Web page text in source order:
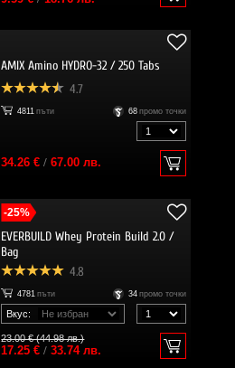
AMIX Amino HYDRO-32 / 250 Tabs
4.7
4811 пъти 68 промо точки
34.26 €/ 67.00 лв.
-25%
EVERBUILD Whey Protein Build 2.0 /
Bag
4.8
4781 пъти 34 промо точки
Вкус:
23.00 € (44.98 лв.)
17.25 €/ 33.74 лв.